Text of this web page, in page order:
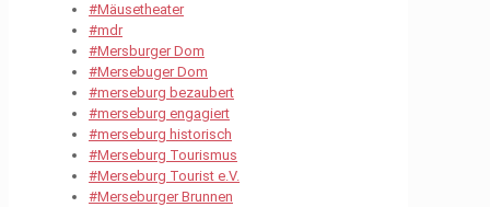
#Mäusetheater
#mdr
#Mersburger Dom
#Mersebuger Dom
#merseburg bezaubert
#merseburg engagiert
#merseburg historisch
#Merseburg Tourismus
#Merseburg Tourist e.V.
#Merseburger Brunnen